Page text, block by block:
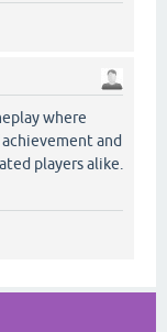
where
achievement and
players alike.